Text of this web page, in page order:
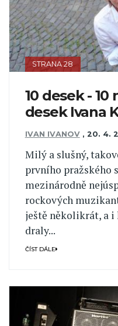
STRANA 28
10 desek -
desek Ivana
IVAN IVANOV , 20. 4.
Milý a slušný,
prvního pražského
mezinárodně
rockových
ještě několikrát, a i
draly...
ČÍST DÁLE